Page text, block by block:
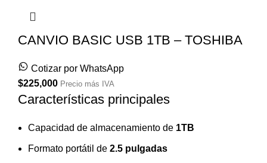
CANVIO BASIC USB 1TB – TOSHIBA
Cotizar por WhatsApp
$225,000 Precio más IVA
Características principales
Capacidad de almacenamiento de 1TB
Formato portátil de 2.5 pulgadas